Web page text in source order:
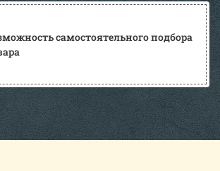
самостоятельного подбора